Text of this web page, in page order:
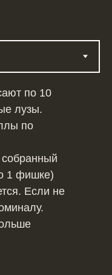
по 10
лузы.
по
1 фишке)
Если не